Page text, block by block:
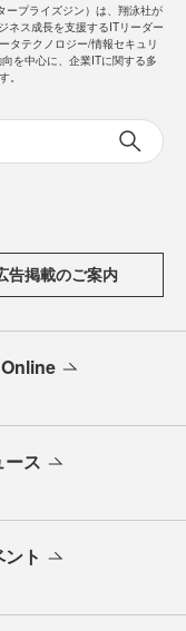
ープライズジン）は、翔泳社が
ネス成長を支援するITリーダー
タテクノロジー/情報セキュリ
を中心に、企業ITに関する多
。
告掲載のご案内
ース
ト